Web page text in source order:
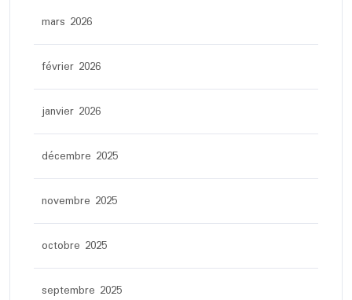
mars 2026
février 2026
janvier 2026
décembre 2025
novembre 2025
octobre 2025
septembre 2025